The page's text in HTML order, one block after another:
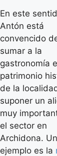
En este
Antón está
convencido
sumar a la
gastronomía
patrimonio
de la
suponer un
muy
el sector en
Archidona. Un
ejemplo es la